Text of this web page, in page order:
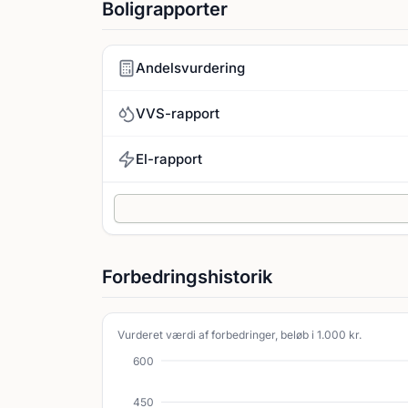
Boligrapporter
Andelsvurdering
VVS-rapport
El-rapport
Forbedringshistorik
Vurderet værdi af forbedringer, beløb i 1.000 kr.
450
600